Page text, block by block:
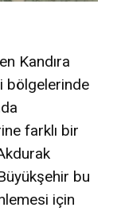
Kandıra
bölgelerinde
farklı bir
bu
için